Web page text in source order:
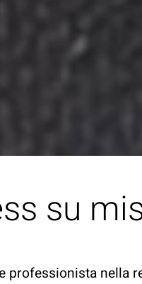
su
professionista nella